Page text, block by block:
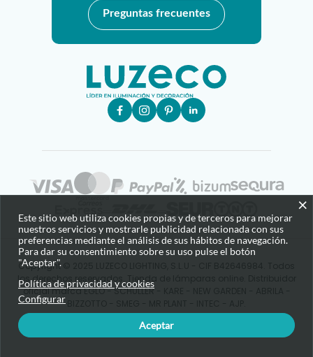
Preguntas frecuentes
Copyright © 2025 LUZECO LIGHTING, S.L.U - CIF B42646984. Todos
los derechos reservados. Tienda de lámparas online. Distribuidor
oficial marca EGLO - SCHULLER - KARE - NEW GARDEN - ABRILA -
×
Este sitio web utiliza cookies propias y de terceros para mejorar
nuestros servicios y mostrarle publicidad relacionada con sus
preferencias mediante el análisis de sus hábitos de navegación.
Para dar su consentimiento sobre su uso pulse el botón
"Aceptar".
Política de privacidad y cookies
Configurar
Aceptar